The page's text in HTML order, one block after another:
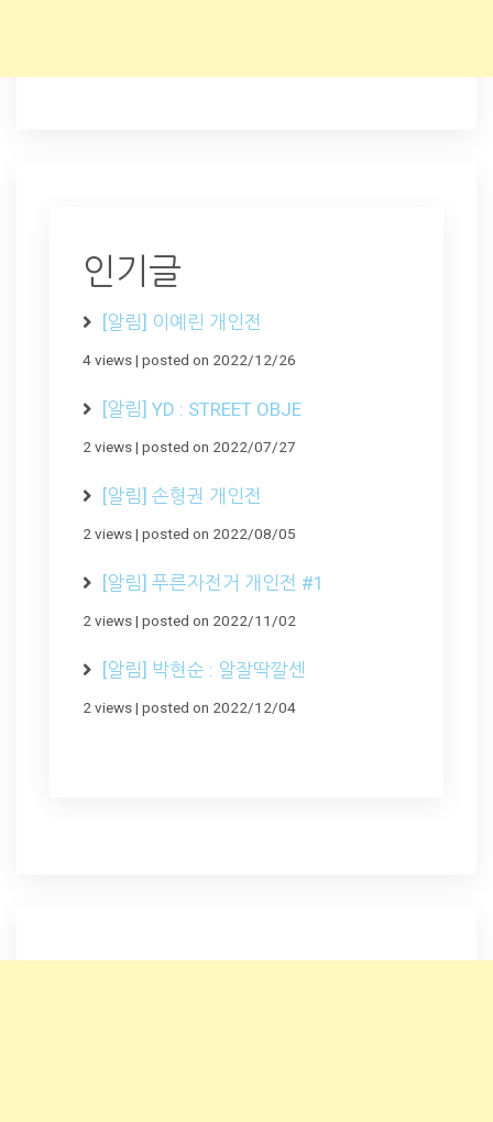
인기글
[알림] 이예린 개인전
4 views| posted on 2022/12/26
[알림] YD : STREET OBJE
2 views| posted on 2022/07/27
[알림] 손형권 개인전
2 views| posted on 2022/08/05
[알림] 푸른자전거 개인전 #1
2 views| posted on 2022/11/02
[알림] 박현순 : 알잘딱깔센
2 views| posted on 2022/12/04